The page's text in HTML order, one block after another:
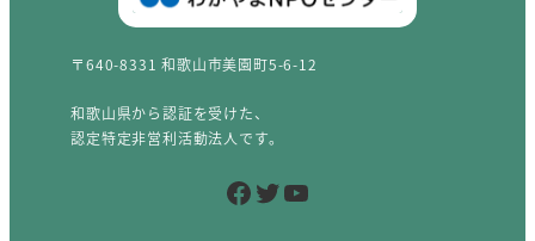
〒640-8331 和歌山市美園町5-6-12
和歌山県から認証を受けた、
認定特定非営利活動法人です。
Facebook Twitter YouTube